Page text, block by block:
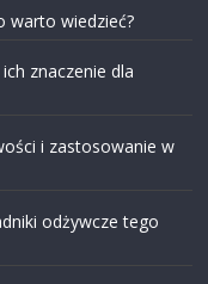
warto wiedzieć?
znaczenie dla
i zastosowanie w
odżywcze tego